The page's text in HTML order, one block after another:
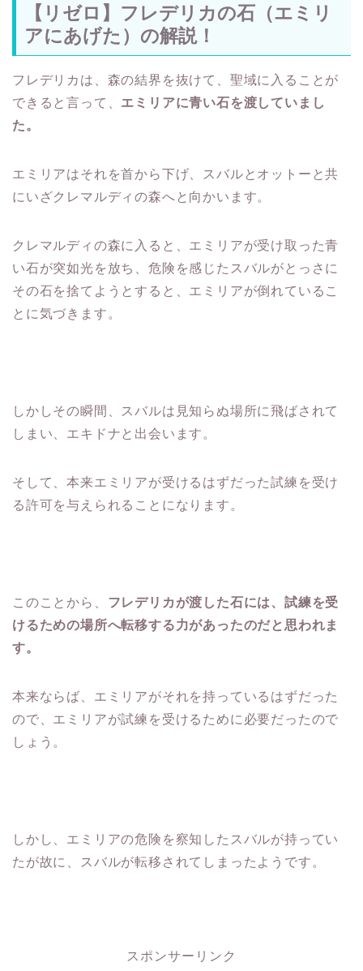
【リゼロ】フレデリカの石（エミリ
アにあげた）の解説！
フレデリカは、森の結界を抜けて、聖域に入ることが
できると言って、 エミリアに青い石を渡していまし
た。
エミリアはそれを首から下げ、スバルとオットーと共
にいざクレマルディの森へと向かいます。
クレマルディの森に入ると、エミリアが受け取った青
い石が突如光を放ち、危険を感じたスバルがとっさに
その石を捨てようとすると、エミリアが倒れているこ
とに気づきます。
しかしその瞬間、スバルは見知らぬ場所に飛ばされて
しまい、エキドナと出会います。
そして、本来エミリアが受けるはずだった試練を受け
る許可を与えられることになります。
このことから、 フレデリカが渡した石には、試練を受
けるための場所へ転移する力があったのだと思われま
す。
本来ならば、エミリアがそれを持っているはずだった
ので、エミリアが試練を受けるために必要だったので
しょう。
しかし、エミリアの危険を察知したスバルが持ってい
たが故に、スバルが転移されてしまったようです。
スポンサーリンク